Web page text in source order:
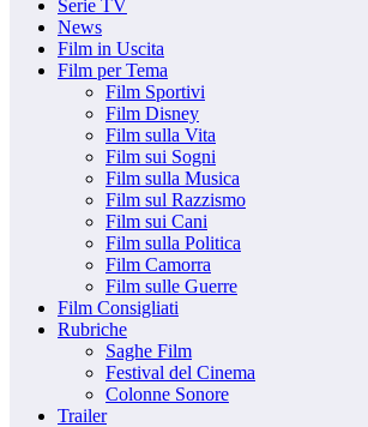
Serie TV
News
Film in Uscita
Film per Tema
Film Sportivi
Film Disney
Film sulla Vita
Film sui Sogni
Film sulla Musica
Film sul Razzismo
Film sui Cani
Film sulla Politica
Film Camorra
Film sulle Guerre
Film Consigliati
Rubriche
Saghe Film
Festival del Cinema
Colonne Sonore
Trailer